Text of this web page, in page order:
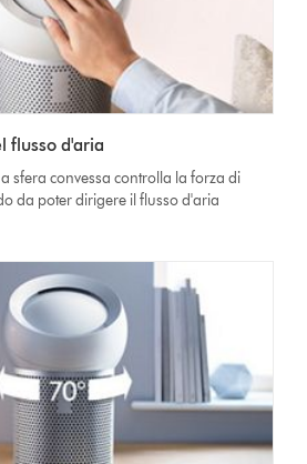
flusso d'aria
sfera convessa controlla la forza di
da poter dirigere il flusso d'aria